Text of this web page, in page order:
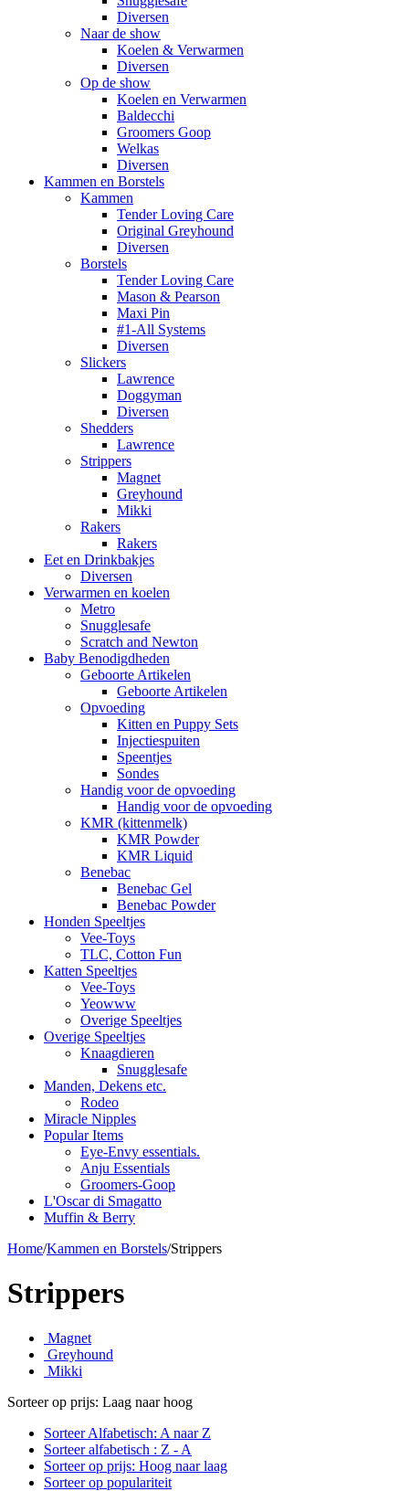
Diversen
Naar de show
Koelen & Verwarmen
Diversen
Op de show
Koelen en Verwarmen
Baldecchi
Groomers Goop
Welkas
Diversen
Kammen en Borstels
Kammen
Tender Loving Care
Original Greyhound
Diversen
Borstels
Tender Loving Care
Mason & Pearson
Maxi Pin
#1-All Systems
Diversen
Slickers
Lawrence
Doggyman
Diversen
Shedders
Lawrence
Strippers
Magnet
Greyhound
Mikki
Rakers
Rakers
Eet en Drinkbakjes
Diversen
Verwarmen en koelen
Metro
Snugglesafe
Scratch and Newton
Baby Benodigdheden
Geboorte Artikelen
Geboorte Artikelen
Opvoeding
Kitten en Puppy Sets
Injectiespuiten
Speentjes
Sondes
Handig voor de opvoeding
Handig voor de opvoeding
KMR (kittenmelk)
KMR Powder
KMR Liquid
Benebac
Benebac Gel
Benebac Powder
Honden Speeltjes
Vee-Toys
TLC, Cotton Fun
Katten Speeltjes
Vee-Toys
Yeowww
Overige Speeltjes
Overige Speeltjes
Knaagdieren
Snugglesafe
Manden, Dekens etc.
Rodeo
Miracle Nipples
Popular Items
Eye-Envy essentials.
Anju Essentials
Groomers-Goop
L'Oscar di Smagatto
Muffin & Berry
Home/Kammen en Borstels/Strippers
Strippers
Magnet
Greyhound
Mikki
Sorteer op prijs: Laag naar hoog
Sorteer Alfabetisch: A naar Z
Sorteer alfabetisch : Z - A
Sorteer op prijs: Hoog naar laag
Sorteer op populariteit